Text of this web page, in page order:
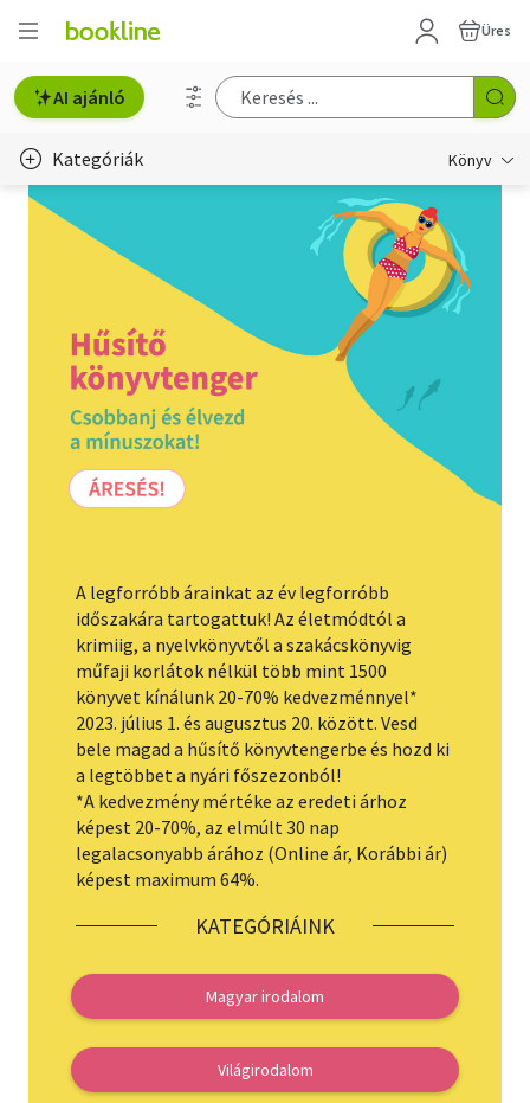
Üres
AI ajánló
Kategóriák Könyv
Életmód, egészség
Hobbi, szabadidő
Irodalom
Művészet
Tankönyv, segédkönyv
Társadalomtudomány
Természettudomány
Történelem
Vallás
A legforróbb árainkat az év legforróbb
időszakára tartogattuk! Az életmódtól a
krimiig, a nyelvkönyvtől a szakácskönyvig
műfaji korlátok nélkül több mint 1500
könyvet kínálunk 20-70% kedvezménnyel*
2023. július 1. és augusztus 20. között. Vesd
bele magad a hűsítő könyvtengerbe és hozd ki
a legtöbbet a nyári főszezonból!
*A kedvezmény mértéke az eredeti árhoz
képest 20-70%, az elmúlt 30 nap
legalacsonyabb árához (Online ár, Korábbi ár)
képest maximum 64%.
KATEGÓRIÁINK
Magyar irodalom
Világirodalom